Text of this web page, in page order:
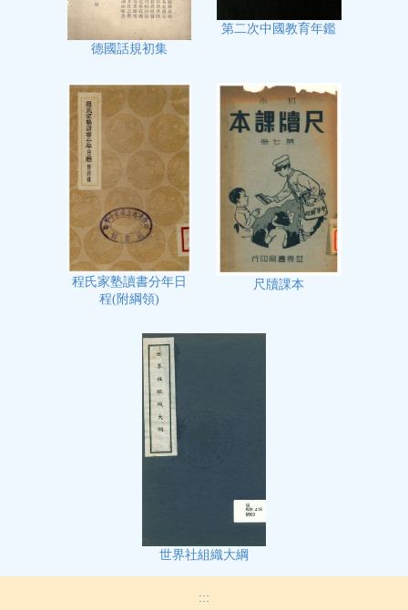
德國話規初集
第二次中國教育年鑑
程氏家塾讀書分年日
程(附綱領)
尺牘課本
世界社組織大綱
:::